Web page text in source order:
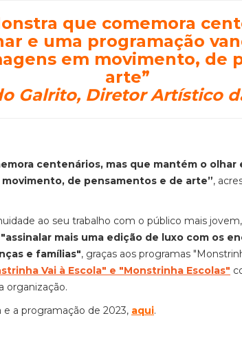
que comemora
e uma programação
em movimento, de
arte”
Galrito, Diretor Artístico
centenários, mas que mantém o
de pensamentos e de arte”,
ao seu trabalho com o público mais
"assinalar mais uma edição de luxo com os
e famílias", graças aos programas
Vai à Escola" e "Monstrinha Escolas"
organização.
a programação de 2023, aqui.